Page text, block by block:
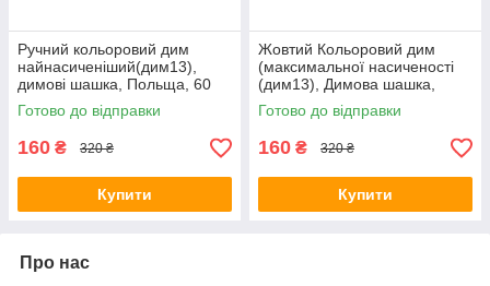
Ручний кольоровий дим
найнасиченіший(дим13),
димові шашка, Польща, 60
сек.
Готово до відправки
160 ₴ 320 ₴
Купити
Жовтий Кольоровий дим
(максимальної насиченості
(дим13), Димова шашка,
жовтий, Цветные дымовые
шашки
Готово до відправки
160 ₴ 320 ₴
Купити
Про нас